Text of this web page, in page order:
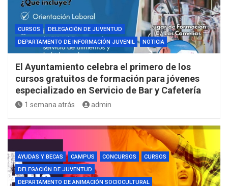
CURSOS
DELEGACIÓN DE JUVENTUD
DEPARTAMENTO DE INFORMACIÓN JUVENIL
NOTICIA
El Ayuntamiento celebra el primero de los
cursos gratuitos de formación para jóvenes
especializado en Servicio de Bar y Cafetería
1 semana atrás admin
AYUDAS Y BECAS CAMPUS CONCURSOS
CURSOS
DELEGACIÓN DE JUVENTUD
DEPARTAMENTO DE ANIMACIÓN SOCIOCULTURAL